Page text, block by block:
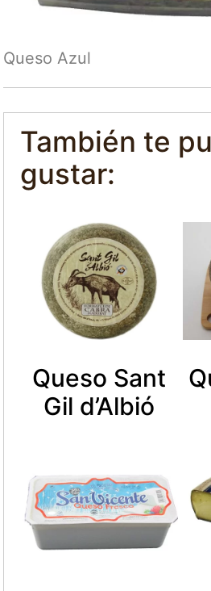
Queso Azul
También te
gustar:
Queso Sant
Gil d’Albió